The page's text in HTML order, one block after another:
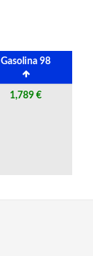
Gasolina 98
1,789 €